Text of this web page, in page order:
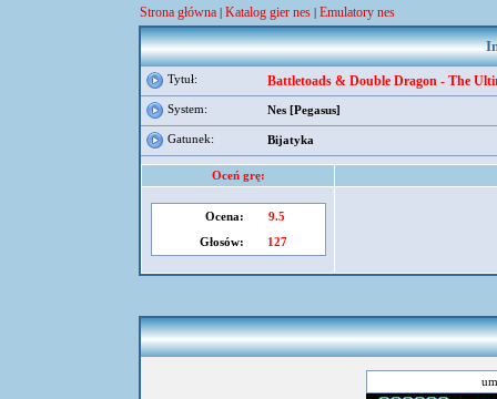
Strona główna | Katalog gier nes | Emulatory nes
Tytuł: Battletoads & Double Dragon - The
System: Nes [Pegasus]
Gatunek: Bijatyka
Oceń grę:
Ocena:
9.5
Głosów:
127